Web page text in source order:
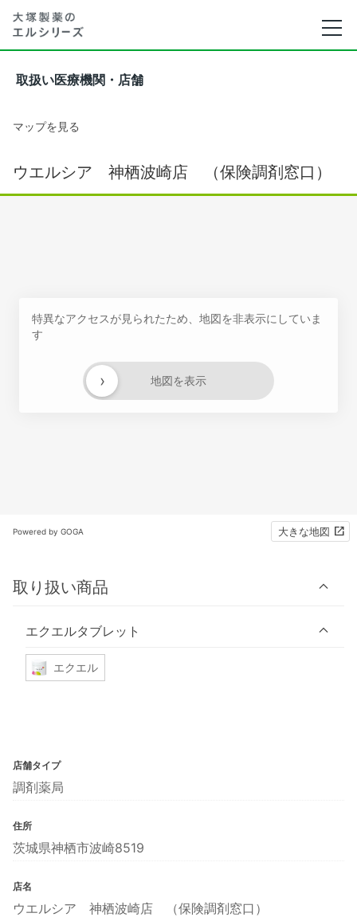
取扱い医療機関・店舗
マップを見る
ウエルシア 神栖波崎店 （保険調剤窓口）
特異なアクセスが見られたため、地図を非表示にしていま
す
地図を表示
›
Powered by GOGA 大きな地図
取り扱い商品
エクエルタブレット
エクエル
店舗タイプ
調剤薬局
住所
茨城県神栖市波崎8519
店名
ウエルシア 神栖波崎店 （保険調剤窓口）